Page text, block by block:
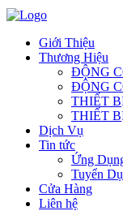
Giới Thiệu
Thương Hiệu
ĐỘNG
ĐỘNG
THIẾT
THIẾT
Dịch Vụ
Tin tức
Ứng
Tuyển
Cửa Hàng
Liên hệ